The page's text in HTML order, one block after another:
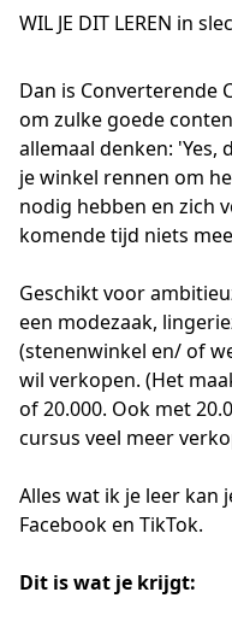
WIL JE DIT LEREN in
Dan is Converterende
om zulke goede
allemaal denken:
je winkel rennen om
nodig hebben en zich
komende tijd niets
Geschikt voor
een modezaak,
(stenenwinkel en/ of
wil verkopen. (Het
of 20.000. Ook met
cursus veel meer
Alles wat ik je leer kan
Facebook en TikTok.
Dit is wat je krijgt: